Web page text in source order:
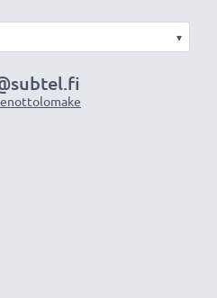
näkyvämmiksi
sinisemmältä ja pilvet
ja
pinnoitettu lasi ja
pinnoitteella
▾